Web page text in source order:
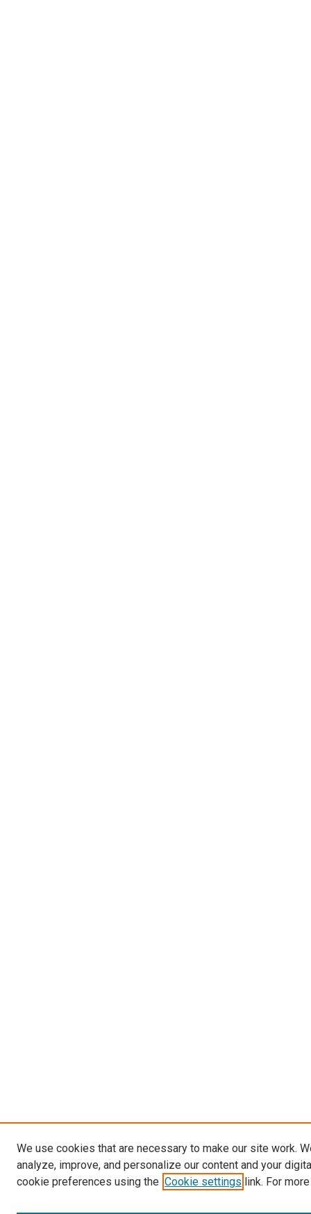
We use cookies that are necessary to make our site work.
analyze, improve, and personalize our content and your
cookie preferences using the Cookie settings link. For